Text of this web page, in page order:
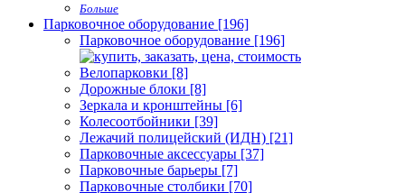
Больше
Парковочное оборудование [196]
Парковочное оборудование [196]
Велопарковки [8]
Дорожные блоки [8]
Зеркала и кронштейны [6]
Колесоотбойники [39]
Лежачий полицейский (ИДН) [21]
Парковочные аксессуары [37]
Парковочные барьеры [7]
Парковочные столбики [70]